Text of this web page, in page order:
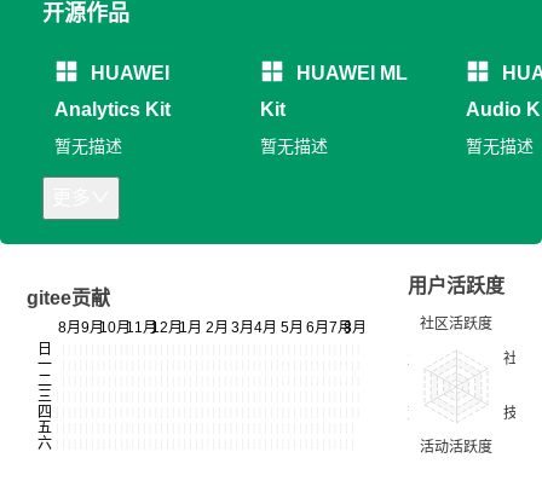
开源作品
HUAWEI
Analytics Kit
暂无描述
HUAWEI ML
Kit
暂无描述
Audio
暂无描述
gitee贡献
用户活跃度